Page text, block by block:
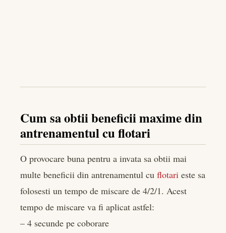
Cum sa obtii beneficii maxime din
antrenamentul cu flotari
O provocare buna pentru a invata sa obtii mai
multe beneficii din antrenamentul cu flotari este sa
folosesti un tempo de miscare de 4/2/1. Acest
tempo de miscare va fi aplicat astfel:
– 4 secunde pe coborare